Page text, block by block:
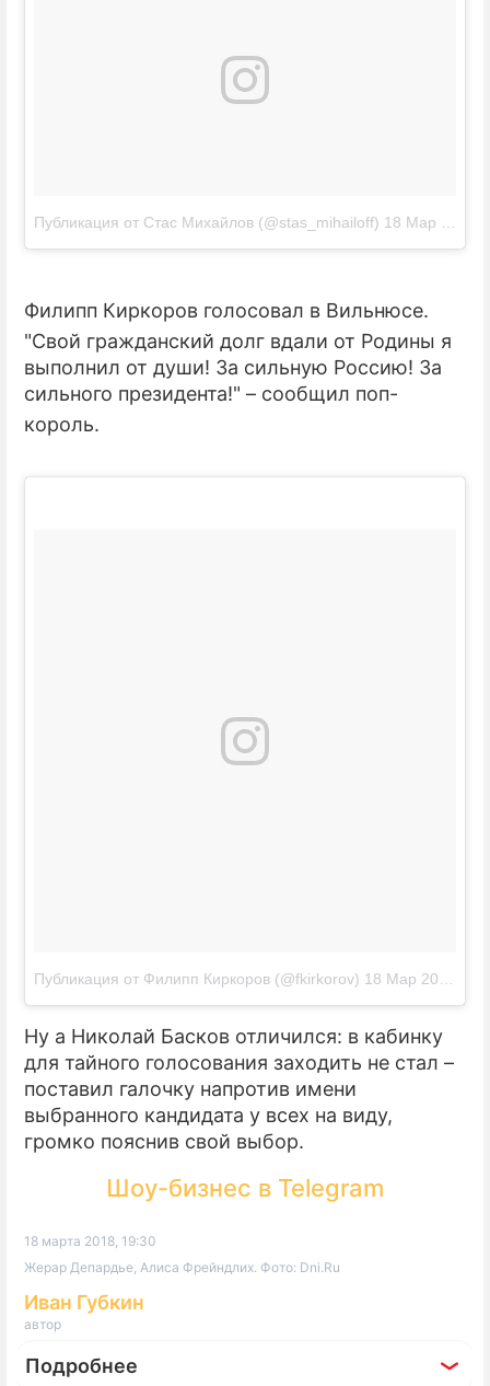
Публикация от Стас Михайлов (@stas_mihailoff) 18 Мар 2018 в 1:25 PDT
Филипп Киркоров голосовал в Вильнюсе.
"Свой гражданский долг вдали от Родины я
выполнил от души! За сильную Россию! За
сильного президента!" – сообщил поп-
король.
Публикация от Филипп Киркоров (@fkirkorov) 18 Мар 2018 в 5:55 PDT
Ну а Николай Басков отличился: в кабинку
для тайного голосования заходить не стал –
поставил галочку напротив имени
выбранного кандидата у всех на виду,
громко пояснив свой выбор.
Шоу-бизнес в Telegram
18 марта 2018, 19:30
Жерар Депардье, Алиса Фрейндлих. Фото: Dni.Ru
Иван Губкин
автор
Подробнее